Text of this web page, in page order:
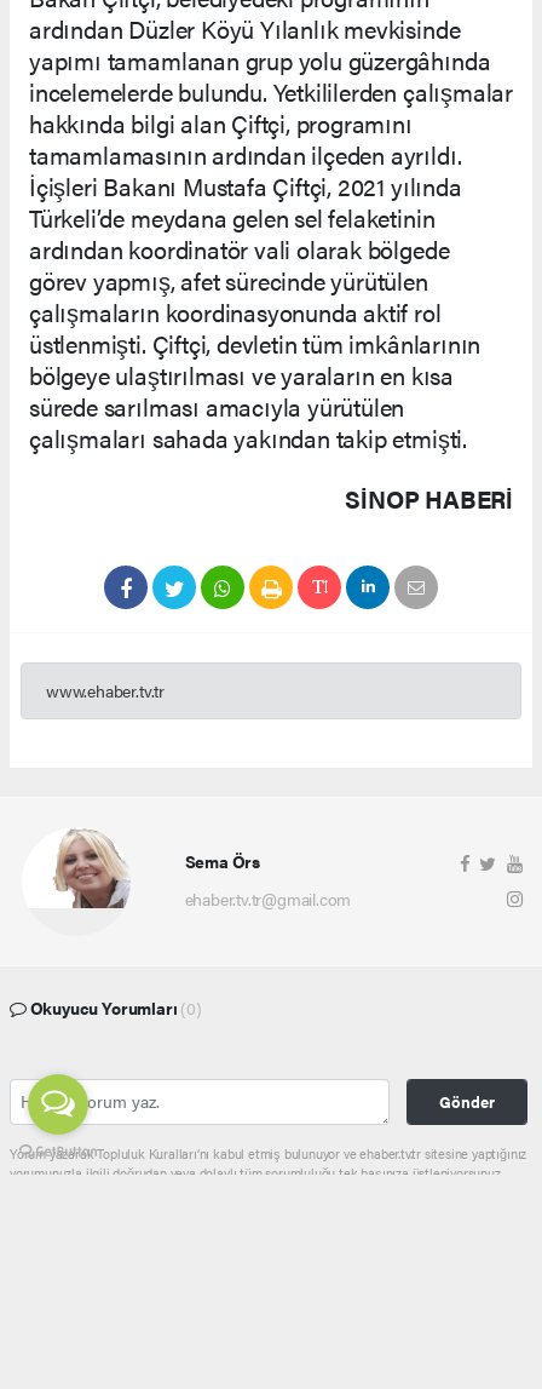
ardından Düzler Köyü Yılanlık mevkisinde
yapımı tamamlanan grup yolu güzergâhında
incelemelerde bulundu. Yetkililerden çalışmalar
hakkında bilgi alan Çiftçi, programını
tamamlamasının ardından ilçeden ayrıldı.
İçişleri Bakanı Mustafa Çiftçi, 2021 yılında
Türkeli’de meydana gelen sel felaketinin
ardından koordinatör vali olarak bölgede
görev yapmış, afet sürecinde yürütülen
çalışmaların koordinasyonunda aktif rol
üstlenmişti. Çiftçi, devletin tüm imkânlarının
bölgeye ulaştırılması ve yaraların en kısa
sürede sarılması amacıyla yürütülen
çalışmaları sahada yakından takip etmişti.
SINOP HABERİ
www.ehaber.tv.tr
Sema Örs
ehaber.tv.tr@gmail.com
Okuyucu Yorumları (0)
Gönder
Yorum yazarak Topluluk Kuralları’nı kabul etmiş bulunuyor ve ehaber.tv.tr sitesine yaptığınız
yorumunuzla ilgili doğrudan veya dolaylı tüm sorumluluğu tek başınıza üstleniyorsunuz.